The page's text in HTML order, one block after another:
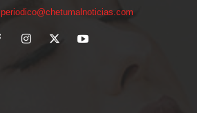
periodico@chetumalnoticias.com